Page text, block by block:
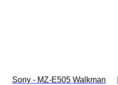
Sony - MZ-E505 Walkman